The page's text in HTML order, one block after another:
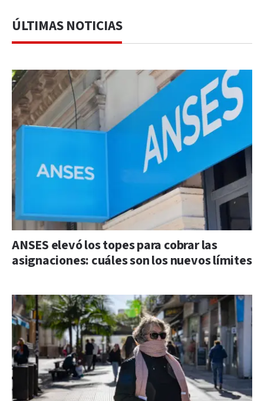
ÚLTIMAS NOTICIAS
ANSES elevó los topes para cobrar las
asignaciones: cuáles son los nuevos límites